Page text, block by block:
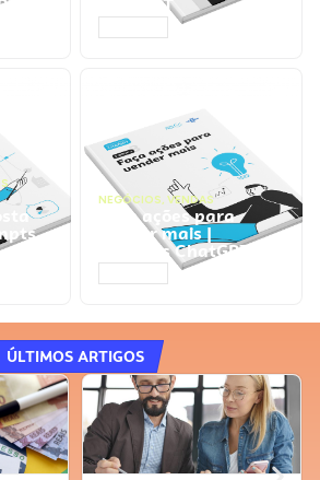
ChatGPT
NEGÓCIOS, VENDAS
Faça ações para
vender mais |
Prompts ChatGPT
ÚLTIMOS ARTIGOS